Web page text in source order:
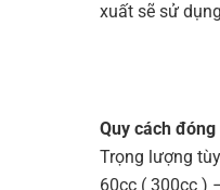
xuất sẽ sử
Quy cách đóng
Trọng lượng
60cc ( 300cc )